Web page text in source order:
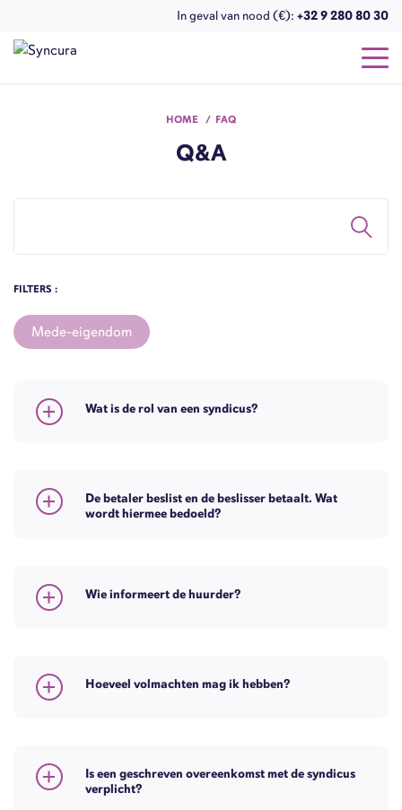
In geval van nood (€): +32 9 280 80 30
HOME FAQ
Q&A
FILTERS :
Mede-eigendom
Wat is de rol van een syndicus?
De betaler beslist en de beslisser betaalt. Wat
wordt hiermee bedoeld?
Wie informeert de huurder?
Hoeveel volmachten mag ik hebben?
Is een geschreven overeenkomst met de syndicus
verplicht?